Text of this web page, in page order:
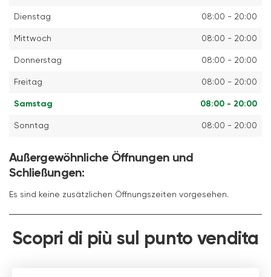
Dienstag 08:00 - 20:00
Mittwoch 08:00 - 20:00
Donnerstag 08:00 - 20:00
Freitag 08:00 - 20:00
Samstag 08:00 - 20:00
Sonntag 08:00 - 20:00
Außergewöhnliche Öffnungen und
Schließungen:
Es sind keine zusätzlichen Öffnungszeiten vorgesehen.
Scopri di più sul punto vendita